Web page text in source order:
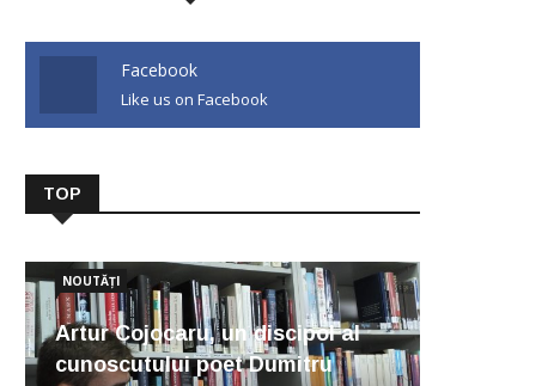
Facebook
Like us on Facebook
TOP
NOUTĂȚI
Artur Cojocaru, un discipol al
cunoscutului poet Dumitru